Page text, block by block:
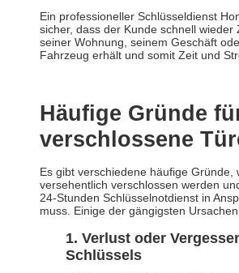
Ein professioneller Schlüsseldienst
sicher, dass der Kunde schnell wieder
seiner Wohnung, seinem Geschäft
Fahrzeug erhält und somit Zeit und
Häufige Gründe
verschlossene
Es gibt verschiedene häufige Gründe,
versehentlich verschlossen werden
24-Stunden Schlüsselnotdienst in
muss. Einige der gängigsten
Verlust oder
Schlüssels